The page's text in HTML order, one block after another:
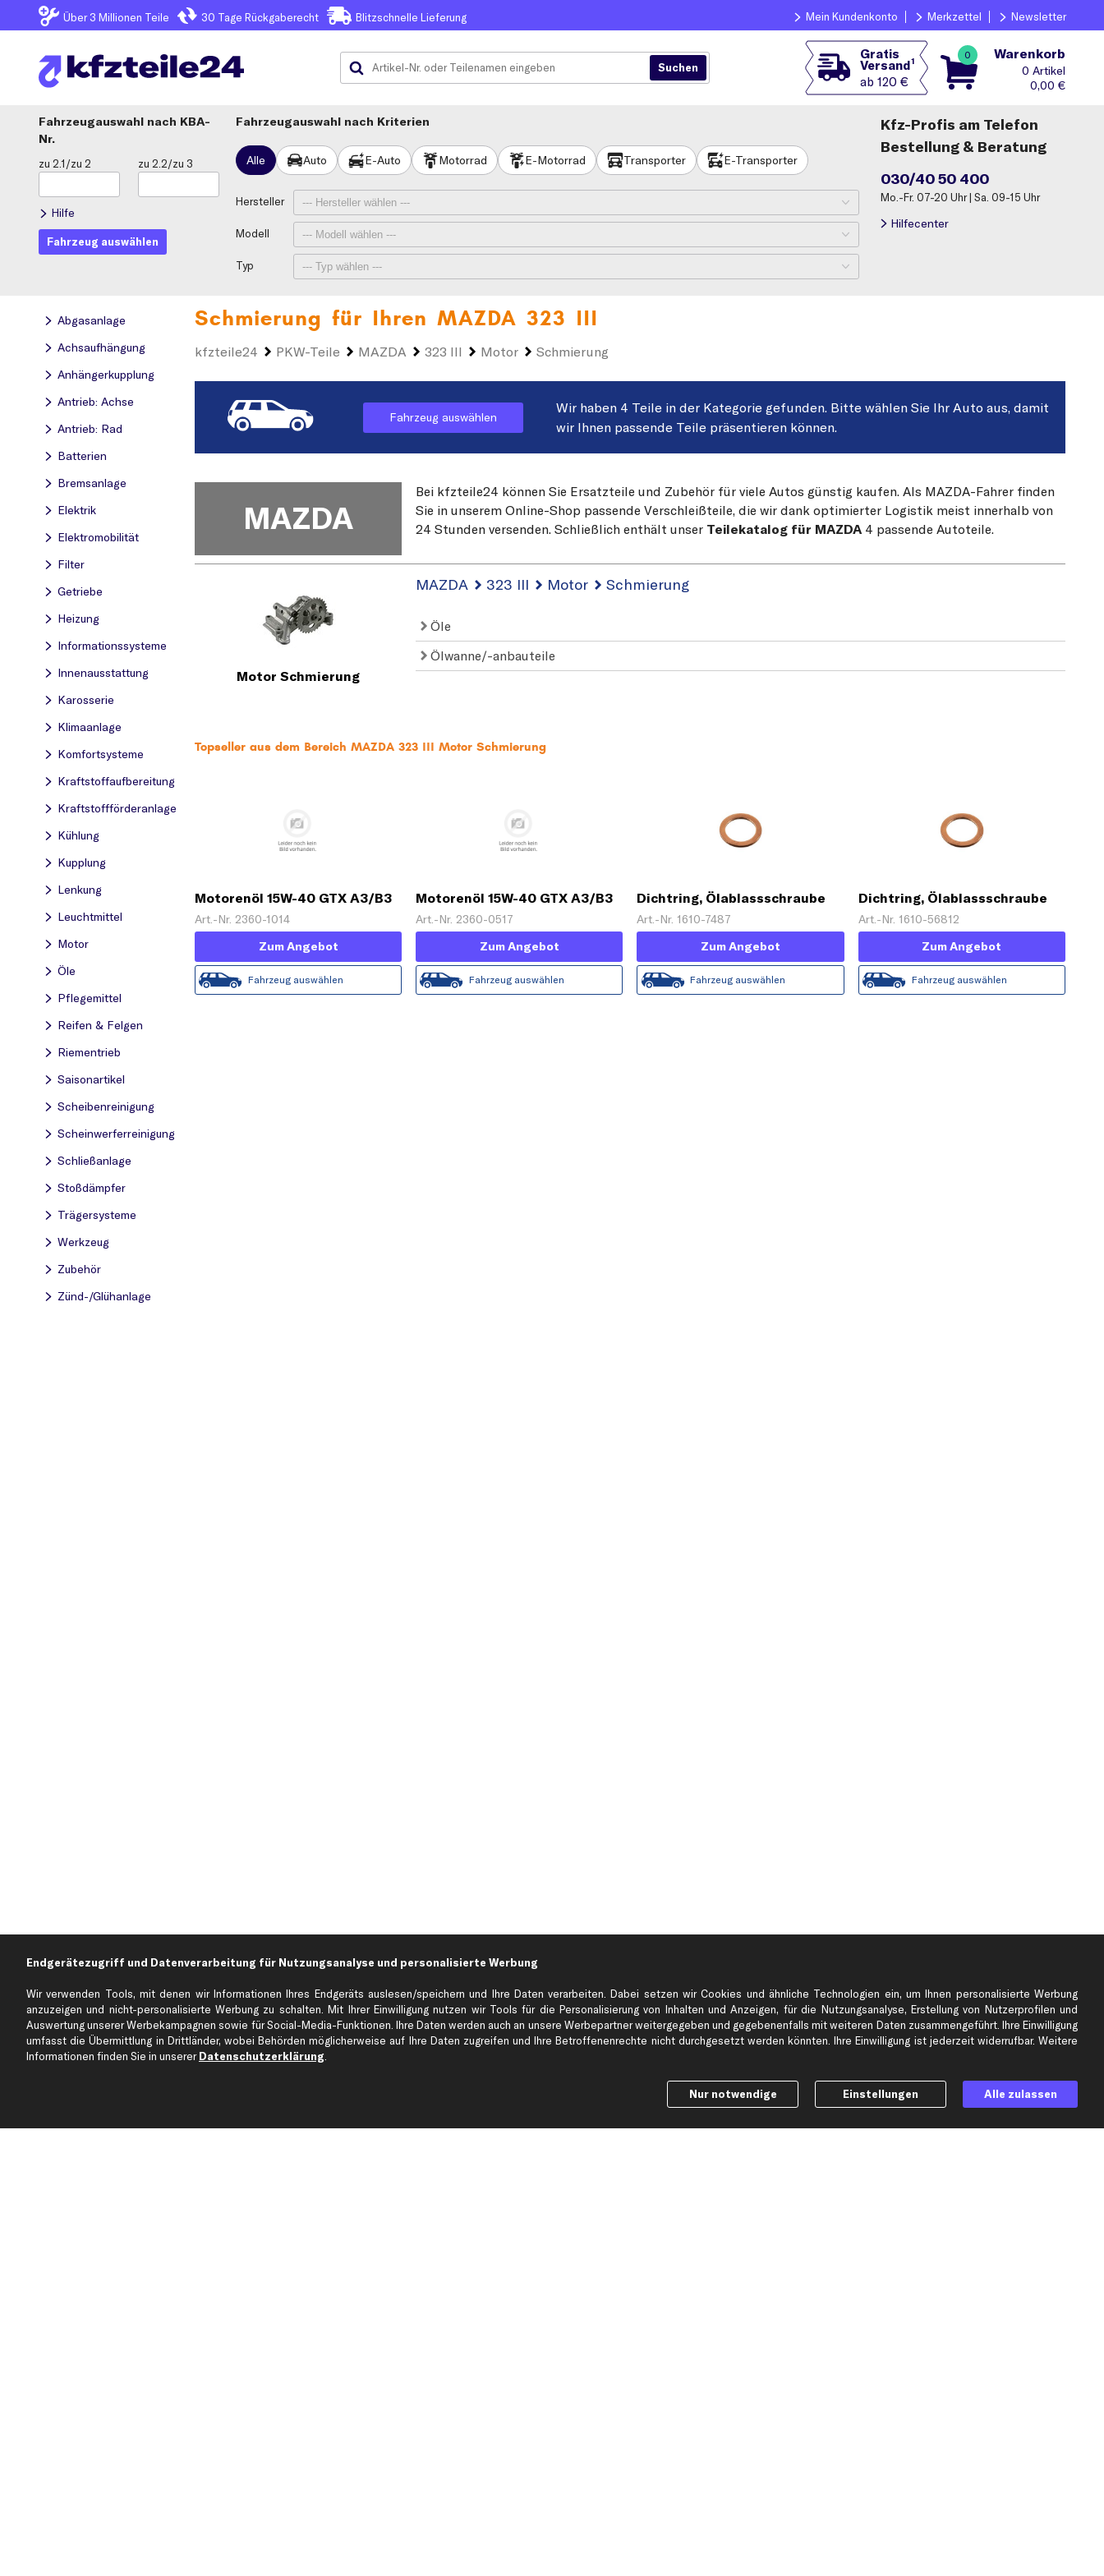
Über 3 Millionen Teile 30 Tage Rückgaberecht Blitzschnelle Lieferung Mein Kundenkonto Merkzettel Newsletter
Gratis
Versand1
ab 120 €
0 Warenkorb
0
0,00 €
Fahrzeugauswahl
KBA-
Nr.
zu 2.1/zu 2 zu 2.2/zu 3
Hilfe
Fahrzeug auswählen
Fahrzeugauswahl nach Kriterien
Alle Auto E-Auto Motorrad E-Motorrad Transporter E-Transporter
Hersteller
Modell
Typ
Kfz-Profis am Telefon
Bestellung & Beratung
030/40 50 400
Mo.-Fr. 07-20 Uhr | Sa. 09-15 Uhr
Hilfecenter
Abgasanlage
Achsaufhängung
Anhängerkupplung
Antrieb: Achse
Antrieb: Rad
Batterien
Bremsanlage
Elektrik
Elektromobilität
Filter
Getriebe
Heizung
Informationssysteme
Innenausstattung
Karosserie
Klimaanlage
Komfortsysteme
Kraftstoff­aufbereitung
Kraftstoff­förderanlage
Kühlung
Kupplung
Lenkung
Leuchtmittel
Motor
Öle
Pflegemittel
Reifen & Felgen
Riementrieb
Saisonartikel
Scheibenreinigung
Scheinwerferreinigung
Schließanlage
Stoßdämpfer
Trägersysteme
Werkzeug
Zubehör
Zünd-/Glühanlage
Schmierung für Ihren MAZDA 323 III
kfzteile24 PKW-Teile MAZDA 323 III Motor Schmierung
Fahrzeug auswählen
Wir haben 4 Teile in der Kategorie gefunden. Bitte wählen Sie Ihr Auto aus, damit
wir Ihnen passende Teile präsentieren können.
MAZDA
Bei kfzteile24 können Sie Ersatzteile und Zubehör für viele Autos günstig kaufen. Als MAZDA-Fahrer finden
Sie in unserem Online-Shop passende Verschleißteile, die wir dank optimierter Logistik meist innerhalb von
24 Stunden versenden. Schließlich enthält unser Teilekatalog für MAZDA 4 passende Autoteile.
Motor Schmierung
MAZDA 323 III Motor Schmierung
Öle
Ölwanne/-anbauteile
Topseller aus dem Bereich MAZDA 323 III Motor Schmierung
Motorenöl 15W-40 GTX A3/B3
[1 L]
Art.-Nr. 2360-1014
Zum Angebot
Fahrzeug auswählen
Motorenöl 15W-40 GTX A3/B3
[5 L]
Art.-Nr. 2360-0517
Zum Angebot
Fahrzeug auswählen
Dichtring, Ölablassschraube
Art.-Nr. 1610-7487
Zum Angebot
Fahrzeug auswählen
Dichtring, Ölablassschraube
Art.-Nr. 1610-56812
Zum Angebot
Fahrzeug auswählen
Über kfzteile24
Über uns
Kundenservice
Zahlung
Hilfe & Support Top Produkte
Bremssattel
Top Automarken
Ford Ersatzteile
Endgerätezugriff und Datenverarbeitung für Nutzungsanalyse und personalisierte Werbung
Wir verwenden Tools, mit denen wir Informationen Ihres Endgeräts auslesen/speichern und Ihre Daten verarbeiten. Dabei setzen wir Cookies und ähnliche Technologien ein, um Ihnen personalisierte Werbung
anzuzeigen und nicht-personalisierte Werbung zu schalten. Mit Ihrer Einwilligung nutzen wir Tools für die Personalisierung von Inhalten und Anzeigen, für die Nutzungsanalyse, Erstellung von Nutzerprofilen und
Auswertung unserer Werbekampagnen sowie für Social-Media-Funktionen. Ihre Daten werden auch an unsere Werbepartner weitergegeben und gegebenenfalls mit weiteren Daten zusammengeführt. Ihre Einwilligung
umfasst die Übermittlung in Drittländer, wobei Behörden möglicherweise auf Ihre Daten zugreifen und Ihre Betroffenenrechte nicht durchgesetzt werden könnten. Ihre Einwilligung ist jederzeit widerrufbar. Weitere
Informationen finden Sie in unsererDatenschutzerklärung
Nur notwendige Einstellungen Alle zulassen